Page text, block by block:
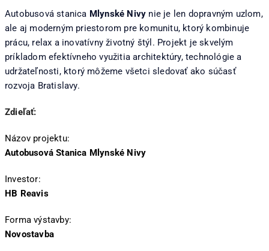
Autobusová stanica Mlynské Nivy nie je len dopravným uzlom,
ale aj moderným priestorom pre komunitu, ktorý kombinuje
prácu, relax a inovatívny životný štýl. Projekt je skvelým
príkladom efektívneho využitia architektúry, technológie a
udržateľnosti, ktorý môžeme všetci sledovať ako súčasť
rozvoja Bratislavy.
Zdieľať:
Názov projektu:
Autobusová Stanica Mlynské Nivy
Investor:
HB Reavis
Forma výstavby:
Novostavba